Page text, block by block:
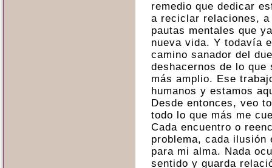
remedio que dedicar
a reciclar relaciones,
pautas mentales que
nueva vida. Y todavía
camino sanador del
deshacernos de lo
más amplio. Ese
humanos y estamos
Desde entonces, veo
todo lo que más me
Cada encuentro o
problema, cada ilusión
para mi alma. Nada
sentido y guarda